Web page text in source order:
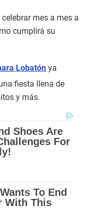
mes a mes a
cumplirá su
Lobatón ya
fiesta llena de
y más.